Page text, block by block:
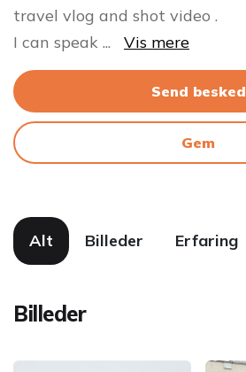
travel vlog and shot video .
I can speak ... Vis mere
Send besked
Gem
Alt Billeder Erfaring
Billeder